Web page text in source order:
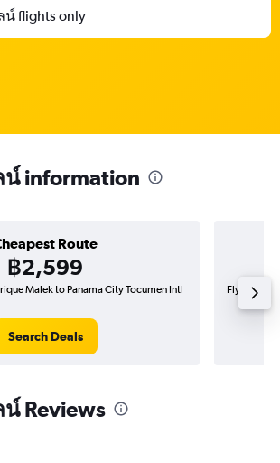
flights only
information
Route
฿2,599
Malek to Panama City Tocumen Intl
Search Deals
Flying from
Reviews